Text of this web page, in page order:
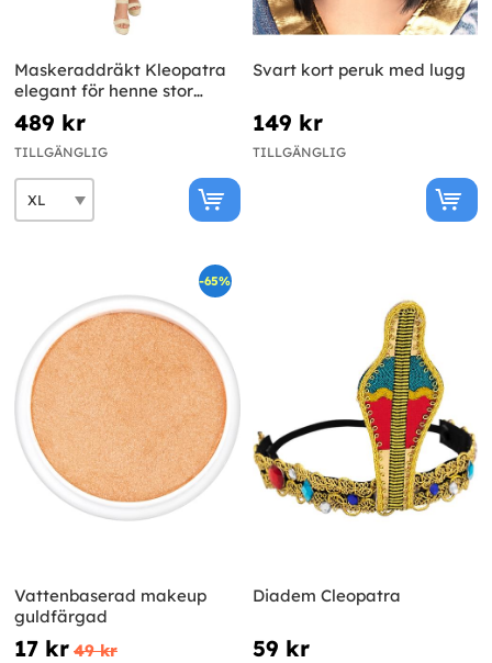
Maskeraddräkt Kleopatra
elegant för henne stor
storlek
489 kr
TILLGÄNGLIG
Svart kort peruk med lugg
149 kr
TILLGÄNGLIG
-65%
Vattenbaserad makeup
guldfärgad
17 kr 49 kr
Diadem Cleopatra
59 kr